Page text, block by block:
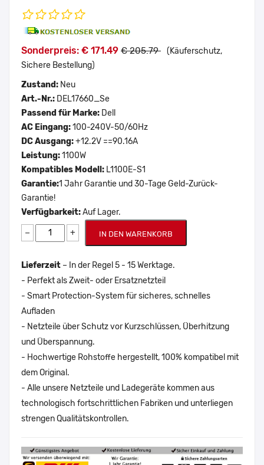
Sonderpreis: € 171.49 € 205.79 (Käuferschutz,
Sichere Bestellung)
Zustand: Neu
Art.-Nr.: DEL17660_Se
Passend für Marke: Dell
AC Eingang:100-240V-50/60Hz
DC Ausgang:+12.2V ==90.16A
Leistung:1100W
Kompatibles Modell: L1100E-S1
Garantie:1 Jahr Garantie und 30-Tage Geld-Zurück-
Garantie!
Verfügbarkeit:Auf Lager.
− + IN DEN WARENKORB
Lieferzeit – In der Regel 5 - 15 Werktage.
- Perfekt als Zweit- oder Ersatznetzteil
- Smart Protection-System für sicheres, schnelles
Aufladen
- Netzteile über Schutz vor Kurzschlüssen, Überhitzung
und Überspannung.
- Hochwertige Rohstoffe hergestellt, 100% kompatibel mit
dem Original.
- Alle unsere Netzteile und Ladegeräte kommen aus
technologisch fortschrittlichen Fabriken und unterliegen
strengen Qualitätskontrollen.